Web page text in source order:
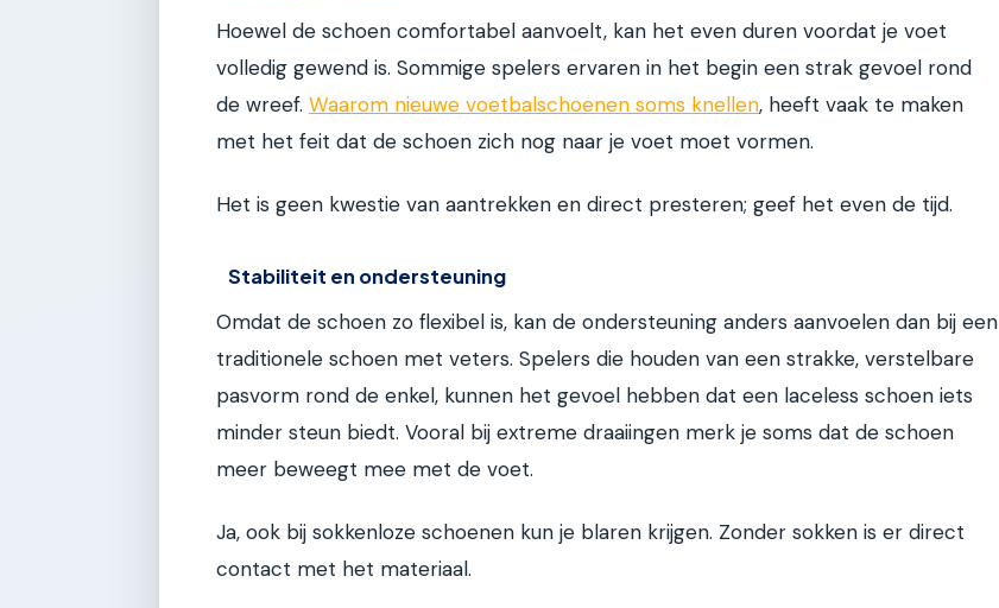
Hoewel de schoen comfortabel aanvoelt, kan het even duren voordat je voet
volledig gewend is. Sommige spelers ervaren in het begin een strak gevoel rond
de wreef. Waarom nieuwe voetbalschoenen soms knellen, heeft vaak te maken
met het feit dat de schoen zich nog naar je voet moet vormen.
Het is geen kwestie van aantrekken en direct presteren; geef het even de tijd.
Stabiliteit en ondersteuning
Omdat de schoen zo flexibel is, kan de ondersteuning anders aanvoelen dan bij een
traditionele schoen met veters. Spelers die houden van een strakke, verstelbare
pasvorm rond de enkel, kunnen het gevoel hebben dat een laceless schoen iets
minder steun biedt. Vooral bij extreme draaiingen merk je soms dat de schoen
meer beweegt mee met de voet.
Ja, ook bij sokkenloze schoenen kun je blaren krijgen. Zonder sokken is er direct
contact met het materiaal.